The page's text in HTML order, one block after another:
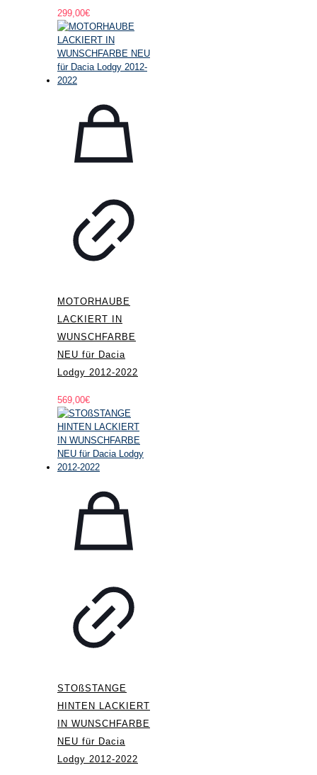
299,00€
MOTORHAUBE
LACKIERT IN
WUNSCHFARBE
NEU für Dacia
Lodgy 2012-2022
569,00€
STOßSTANGE
HINTEN LACKIERT
IN WUNSCHFARBE
NEU für Dacia
Lodgy 2012-2022